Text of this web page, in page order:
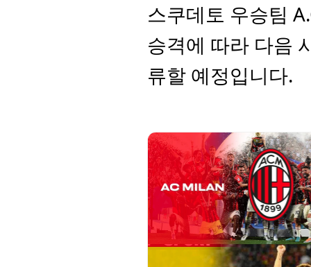
스쿠데토 우승팀
승격에 따라 다음
류할 예정입니다.